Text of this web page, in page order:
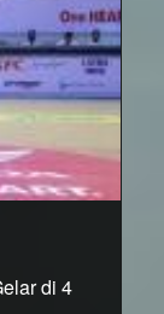
di 4